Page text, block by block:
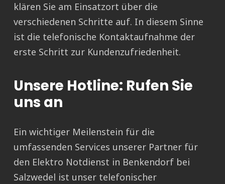
klären Sie am Einsatzort über die
verschiedenen Schritte auf. In diesem Sinne
ist die telefonische Kontaktaufnahme der
erste Schritt zur Kundenzufriedenheit.
Unsere Hotline: Rufen Sie
uns an
Ein wichtiger Meilenstein für die
umfassenden Services unserer Partner für
den Elektro Notdienst in Benkendorf bei
Salzwedel ist unser telefonischer